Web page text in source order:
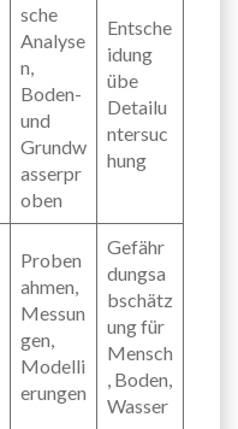
sche
Analyse
n,
Boden-
und
Grundw
asserpr
oben
Entsche
idung
übe
Detailu
ntersuc
hung
Proben
ahmen,
Messun
gen,
Modelli
erungen
Gefähr
dungsa
bschätz
ung für
Mensch
, Boden,
Wasser